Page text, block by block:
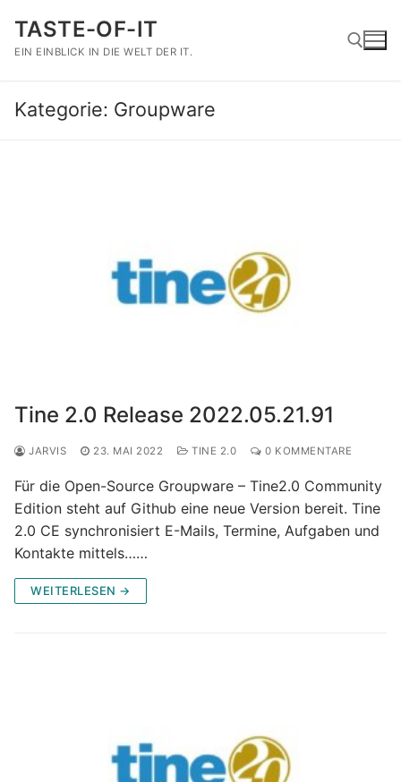
Inhalt
springen
TASTE-OF-IT
EIN EINBLICK IN DIE WELT DER IT.
Suchen nach:
Kategorie: Groupware
Tine 2.0 Release 2022.05.21.91
JARVIS 23. MAI 2022 TINE 2.0 0 KOMMENTARE
Für die Open-Source Groupware – Tine2.0 Community
Edition steht auf Github eine neue Version bereit. Tine
2.0 CE synchronisiert E-Mails, Termine, Aufgaben und
Kontakte mittels……
WEITERLESEN →